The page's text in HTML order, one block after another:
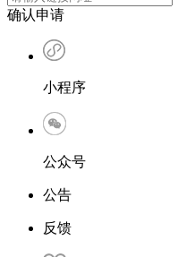
确认申请
小程序
公众号
公告
反馈